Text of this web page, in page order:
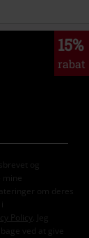
15%
rabat
og
mine
om deres
Policy
. Jeg
ved at give